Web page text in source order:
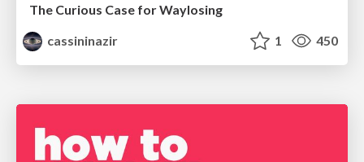
The Curious Case for Waylosing
cassininazir
1 450